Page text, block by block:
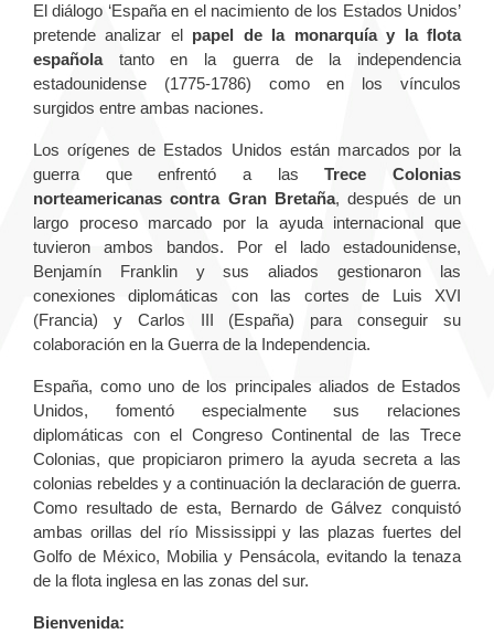
El diálogo ‘España en el nacimiento de los Estados Unidos’
pretende analizar el papel de la monarquía y la flota
españolatanto en la guerra de la independencia
estadounidense (1775-1786) como en los vínculos
surgidos entre ambas naciones.
Los orígenes de Estados Unidos están marcados por la
guerra que enfrentó a lasTrece Colonias
norteamericanas contra Gran Bretaña, después de un
largo proceso marcado por la ayuda internacional que
tuvieron ambos bandos. Por el lado estadounidense,
Benjamín Franklin y sus aliados gestionaron las
conexiones diplomáticas con las cortes de Luis XVI
(Francia) y Carlos III (España) para conseguir su
colaboración en la Guerra de la Independencia.
España, como uno de los principales aliados de Estados
Unidos, fomentó especialmente sus relaciones
diplomáticas con el Congreso Continental de las Trece
Colonias, que propiciaron primero la ayuda secreta a las
colonias rebeldes y a continuación la declaración de guerra.
Como resultado de esta, Bernardo de Gálvez conquistó
ambas orillas del río Mississippi y las plazas fuertes del
Golfo de México, Mobilia y Pensácola, evitando la tenaza
de la flota inglesa en las zonas del sur.
Bienvenida: